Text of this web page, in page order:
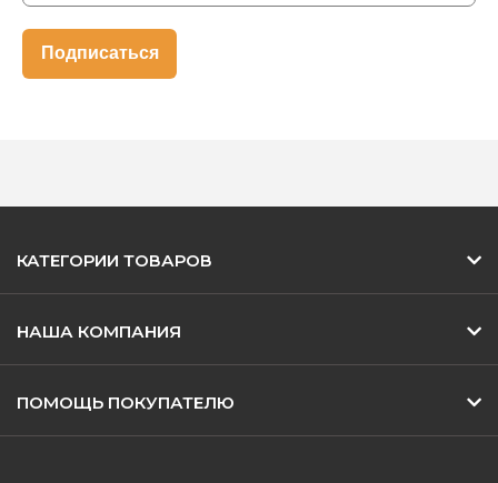
КАТЕГОРИИ ТОВАРОВ
НАША КОМПАНИЯ
ПОМОЩЬ ПОКУПАТЕЛЮ